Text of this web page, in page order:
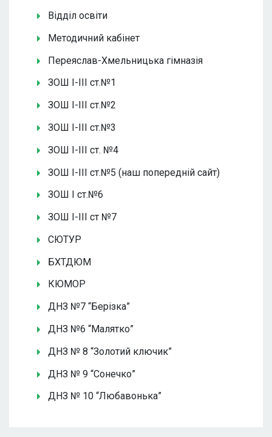
Відділ освіти
Методичний кабінет
Переяслав-Хмельницька гімназія
ЗОШ І-ІІІ ст.№1
ЗОШ І-ІІІ ст.№2
ЗОШ І-ІІІ ст.№3
ЗОШ І-ІІІ ст. №4
ЗОШ І-ІІІ ст.№5 (наш попередній сайт)
ЗОШ І ст.№6
ЗОШ І-ІІІ ст №7
СЮТУР
БХТДЮМ
КЮМОР
ДНЗ №7 “Берізка”
ДНЗ №6 “Малятко”
ДНЗ № 8 “Золотий ключик”
ДНЗ № 9 “Сонечко”
ДНЗ № 10 “Любавонька”